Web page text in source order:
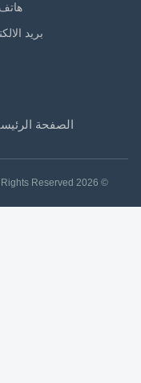
هاتف: 86-519-85105253
بريد
الصفحة الرئيسية